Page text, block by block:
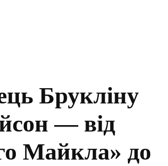
Брукліну
— від
Майкла» до